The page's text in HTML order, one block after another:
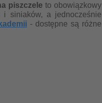
piszczele to obowiązkowy
i siniaków, a jednocześnie
- dostępne są różne